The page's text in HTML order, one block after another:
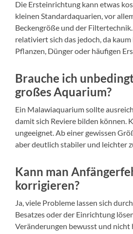
Die Ersteinrichtung kann etwas
kleinen Standardaquarien, vor
Beckengröße und der
relativiert sich das jedoch, da
Pflanzen, Dünger oder häufigen
Brauche ich
großes Aquarium?
Ein Malawiaquarium sollte
damit sich Reviere bilden können.
ungeeignet. Ab einer gewissen
aber deutlich stabiler und leichter
Kann man
korrigieren?
Ja, viele Probleme lassen sich
Besatzes oder der Einrichtung
Veränderungen bewusst und nicht